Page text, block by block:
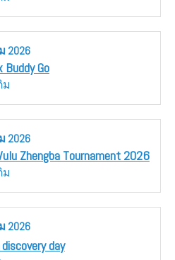
2026
Buddy Go
ม
2026
Zhengba Tournament 2026
ม
2026
day